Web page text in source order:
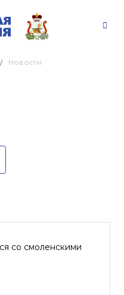
Новости
со смоленскими